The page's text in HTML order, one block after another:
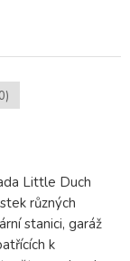
Little Duch
různých
stanici, garáž
k